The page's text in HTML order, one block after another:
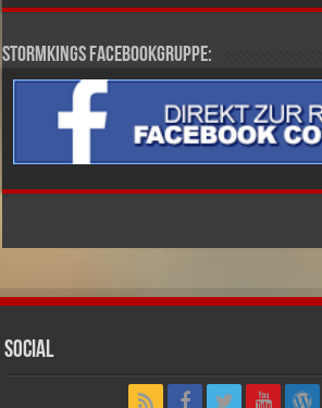
Stormkings Facebookgruppe:
Social